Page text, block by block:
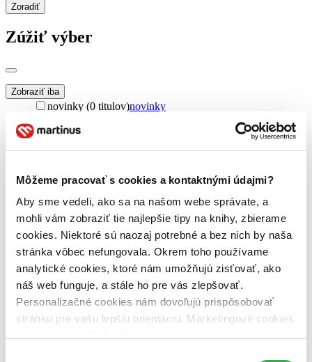
Môžeme pracovať s cookies a kontaktnými údajmi?
Aby sme vedeli, ako sa na našom webe správate, a
mohli vám zobraziť tie najlepšie tipy na knihy, zbierame
cookies. Niektoré sú naozaj potrebné a bez nich by naša
stránka vôbec nefungovala. Okrem toho používame
analytické cookies, ktoré nám umožňujú zisťovať, ako
náš web funguje, a stále ho pre vás zlepšovať.
Personalizačné cookies nám dovoľujú prispôsobovať
stránku pre vašu lepšiu orientáciu. Marketingové cookies
Zoradiť
Zúžiť výber
Zobraziť iba
novinky (0 titulov)novinky
predpredaj (0 titulov) predpredaj
pripravujeme (0 titulov)pripravujeme
dostupná (bez vypredaných) (0 titulov)dostupná (bez
vypredaných)
Nové / čítané
nová (0 titulov)nová
čítaná (0 titulov)čítaná
čítaná - výborný stav (0 titulov)čítaná - výborný stav
čítaná - mierne opotrebovaná (0 titulov)
čítaná - mierne
opotrebovaná
čítané verzie vypredaných kníh (0 titulov)čítané verzie